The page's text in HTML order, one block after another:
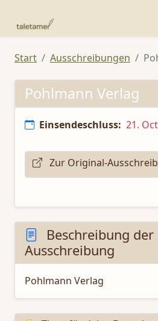
Start Ausschreibungen
Pohlmann Verlag
Einsendeschluss: 21.
Zur Original-
Beschreibung der
Ausschreibung
Pohlmann Verlag